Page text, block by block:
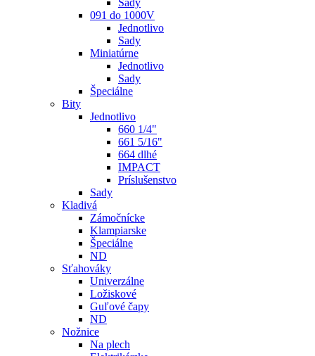
Sady
091 do 1000V
Jednotlivo
Sady
Miniatúrne
Jednotlivo
Sady
Špeciálne
Bity
Jednotlivo
660 1/4"
661 5/16"
664 dlhé
IMPACT
Príslušenstvo
Sady
Kladivá
Zámočnícke
Klampiarske
Špeciálne
ND
Sťahováky
Univerzálne
Ložiskové
Guľové čapy
ND
Nožnice
Na plech